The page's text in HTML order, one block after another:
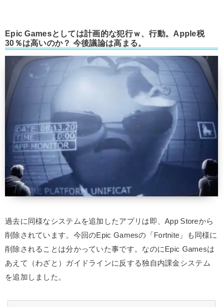
Epic Gamesとしては計画的な犯行ｗ、行動。Apple税
30％は高いのか？ 今後議論は高まる。
過去に同様なシステムを追加したアプリは即、App Storeから
削除されています。今回のEpic Gamesの「Fortnite」も同様に
削除されることは分かっていた事です。なのにEpic Gamesは
あえて（わざと）ガイドラインに反する独自内課金システム
を追加しました。